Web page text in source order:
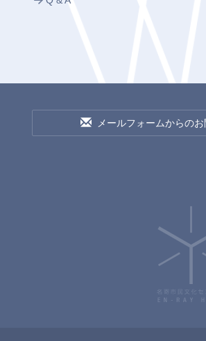
メールフォームからの